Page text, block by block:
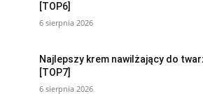
[TOP6]
6 sierpnia 2026
Najlepszy krem nawilżający do
[TOP7]
6 sierpnia 2026